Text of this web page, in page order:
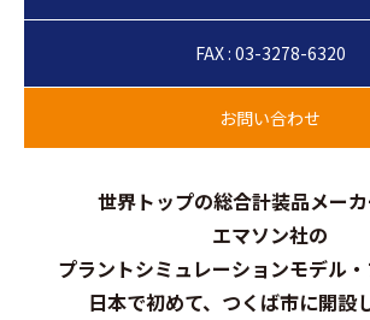
FAX : 03-3278-6320
世界トップの総合計装品メー
エマソン社の
プラントシミュレーションモデル
日本で初めて、 つくば市に開設